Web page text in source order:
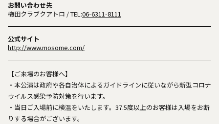
お問い合わせ先
梅田クラブクアトロ / TEL:06-6311-8111
公式サイト
http://www.mosome.com/
【ご来場のお客様へ】
・本公演は政府や各自治体によるガイドラインに従いながら新型コロナ
ウイルス感染予防対策を行います。
・当日ご入場前に検温をいたします。37.5度以上のお客様は入場をお断
りする場合がございます。